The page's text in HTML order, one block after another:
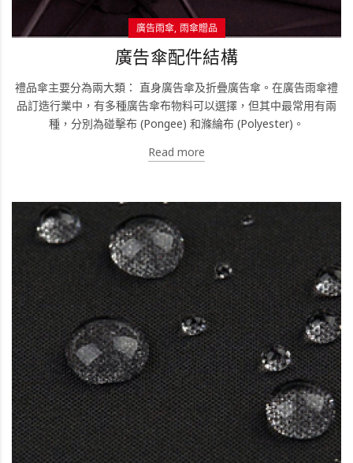
廣告雨傘 雨傘贈品
廣告傘配件結構
禮品傘主要分為兩大類： 直身廣告傘及折疊廣告傘。在廣告雨傘禮
品訂造行業中，有多種廣告傘布物料可以選擇，但其中最常用有兩
種，分別為碰擊布 (Pongee) 和滌綸布 (Polyester)。
Read more